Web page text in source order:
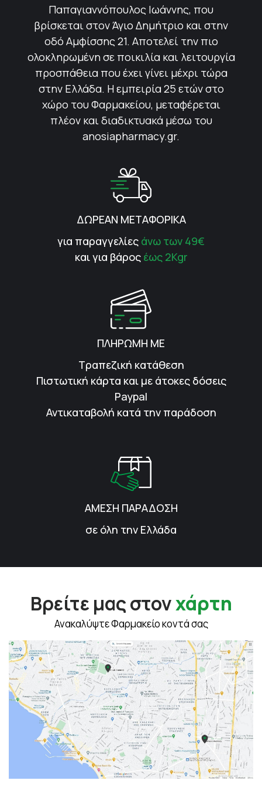
Παπαγιαννόπουλος Ιωάννης, που
βρίσκεται στον Άγιο Δημήτριο και στην
οδό Αμφίσσης 21. Αποτελεί την πιο
ολοκληρωμένη σε ποικιλία και λειτουργία
προσπάθεια που έχει γίνει μέχρι τώρα
στην Ελλάδα. Η εμπειρία 25 ετών στο
χώρο του Φαρμακείου, μεταφέρεται
πλέον και διαδικτυακά μέσω του
anosiapharmacy.gr.
ΔΩΡΕΑΝ ΜΕΤΑΦΟΡΙΚΑ
για παραγγελίες άνω των 49€
και για βάρος έως 2Kgr
ΠΛΗΡΩΜΗ ΜΕ
Τραπεζική κατάθεση
Πιστωτική κάρτα και με άτοκες δόσεις
Paypal
Αντικαταβολή κατά την παράδοση
ΑΜΕΣΗ ΠΑΡΑΔΟΣΗ
σε όλη την Ελλάδα
Βρείτε μας στονχάρτη
Ανακαλύψτε Φαρμακείο κοντά σας